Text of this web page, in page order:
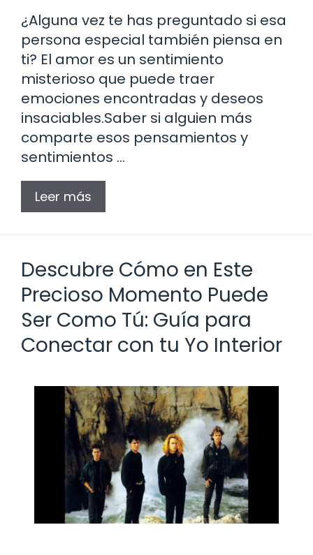
¿Alguna vez te has preguntado si esa
persona especial también piensa en
ti? El amor es un sentimiento
misterioso que puede traer
emociones encontradas y deseos
insaciables.Saber si alguien más
comparte esos pensamientos y
sentimientos …
Leer más
Descubre Cómo en Este
Precioso Momento Puede
Ser Como Tú: Guía para
Conectar con tu Yo Interior